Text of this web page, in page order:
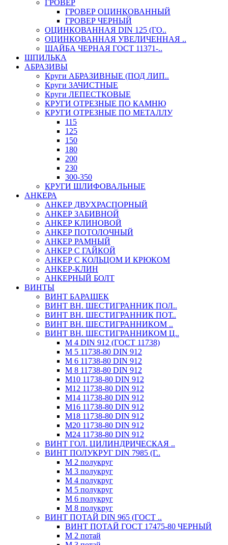
ГРОВЕР
ГРОВЕР ОЦИНКОВАННЫЙ
ГРОВЕР ЧЕРНЫЙ
ОЦИНКОВАННАЯ DIN 125 (ГО..
ОЦИНКОВАННАЯ УВЕЛИЧЕННАЯ ..
ШАЙБА ЧЕРНАЯ ГОСТ 11371-..
ШПИЛЬКА
АБРАЗИВЫ
Круги АБРАЗИВНЫЕ (ПОД ЛИП..
Круги ЗАЧИСТНЫЕ
Круги ЛЕПЕСТКОВЫЕ
КРУГИ ОТРЕЗНЫЕ ПО КАМНЮ
КРУГИ ОТРЕЗНЫЕ ПО МЕТАЛЛУ
115
125
150
180
200
230
300-350
КРУГИ ШЛИФОВАЛЬНЫЕ
АНКЕРА
АНКЕР ДВУХРАСПОРНЫЙ
АНКЕР ЗАБИВНОЙ
АНКЕР КЛИНОВОЙ
АНКЕР ПОТОЛОЧНЫЙ
АНКЕР РАМНЫЙ
АНКЕР С ГАЙКОЙ
АНКЕР С КОЛЬЦОМ И КРЮКОМ
АНКЕР-КЛИН
АНКЕРНЫЙ БОЛТ
ВИНТЫ
ВИНТ БАРАШЕК
ВИНТ ВН. ШЕСТИГРАННИК ПОЛ..
ВИНТ ВН. ШЕСТИГРАННИК ПОТ..
ВИНТ ВН. ШЕСТИГРАННИКОМ ..
ВИНТ ВН. ШЕСТИГРАННИКОМ Ц..
М 4 DIN 912 (ГОСТ 11738)
М 5 11738-80 DIN 912
М 6 11738-80 DIN 912
М 8 11738-80 DIN 912
М10 11738-80 DIN 912
М12 11738-80 DIN 912
М14 11738-80 DIN 912
М16 11738-80 DIN 912
М18 11738-80 DIN 912
М20 11738-80 DIN 912
М24 11738-80 DIN 912
ВИНТ ГОЛ. ЦИЛИНДРИЧЕСКАЯ ..
ВИНТ ПОЛУКРУГ DIN 7985 (Г..
М 2 полукруг
М 3 полукруг
М 4 полукруг
М 5 полукруг
М 6 полукруг
М 8 полукруг
ВИНТ ПОТАЙ DIN 965 (ГОСТ ..
ВИНТ ПОТАЙ ГОСТ 17475-80 ЧЕРНЫЙ
М 2 потай